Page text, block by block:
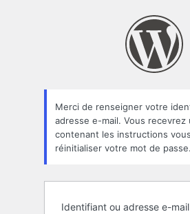
oublié
Merci de renseigner votre
adresse e-mail. Vous recevrez
contenant les instructions
réinitialiser votre mot de passe.
Identifiant ou adresse e-mail